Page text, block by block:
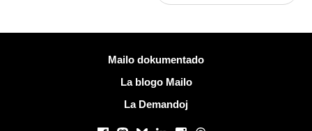
Mailo dokumentado
La blogo Mailo
La Demandoj